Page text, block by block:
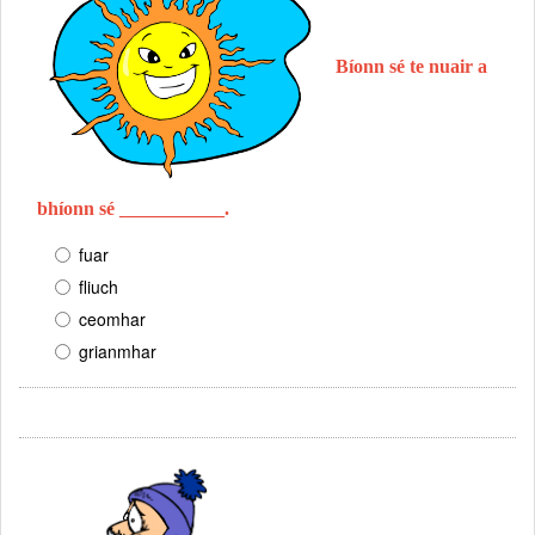
Bíonn sé te nuair a
bhíonn sé ___________.
fuar
fliuch
ceomhar
grianmhar